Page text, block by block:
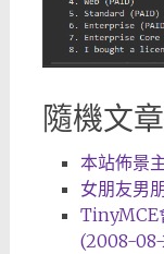
隨機文章
本站佈景
女朋友男
TinyMCE
(2008-